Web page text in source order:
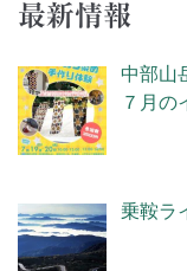
最新情報
中部山
７月の
乗鞍ラ